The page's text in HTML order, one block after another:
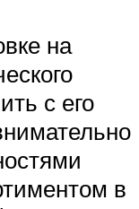
на
с его
в